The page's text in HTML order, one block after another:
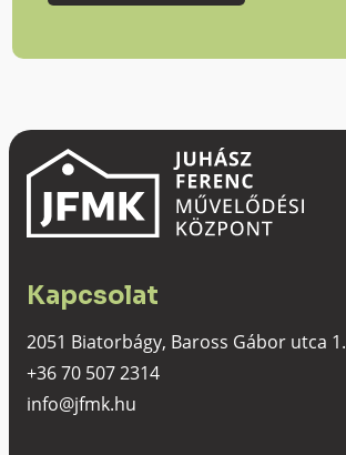
Kapcsolat
2051 Biatorbágy, Baross Gábor utca 1.
+36 70 507 2314
info@jfmk.hu